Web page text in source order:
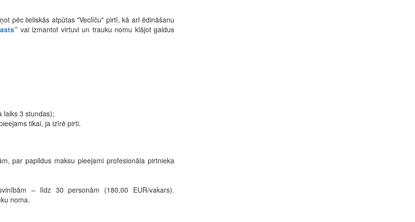
pēc lieliskās atpūtas "Veclīču" pirtī, kā arī ēdināšanu
vai izmantot virtuvi un trauku nomu klājot galdus
laiks 3 stundas);
tikai, ja izīrē pirti.
par papildus maksu pieejami profesionāla pirtnieka
– līdz 30 personām (180,00 EUR/vakars).
noma.